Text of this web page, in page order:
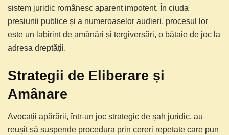
sistem juridic românesc aparent impotent. În ciuda
presiunii publice și a numeroaselor audieri, procesul lor
este un labirint de amânări și tergiversări, o bătaie de joc la
adresa dreptății.
Strategii de Eliberare și
Amânare
Avocații apărării, într-un joc strategic de șah juridic, au
reușit să suspende procedura prin cereri repetate care pun